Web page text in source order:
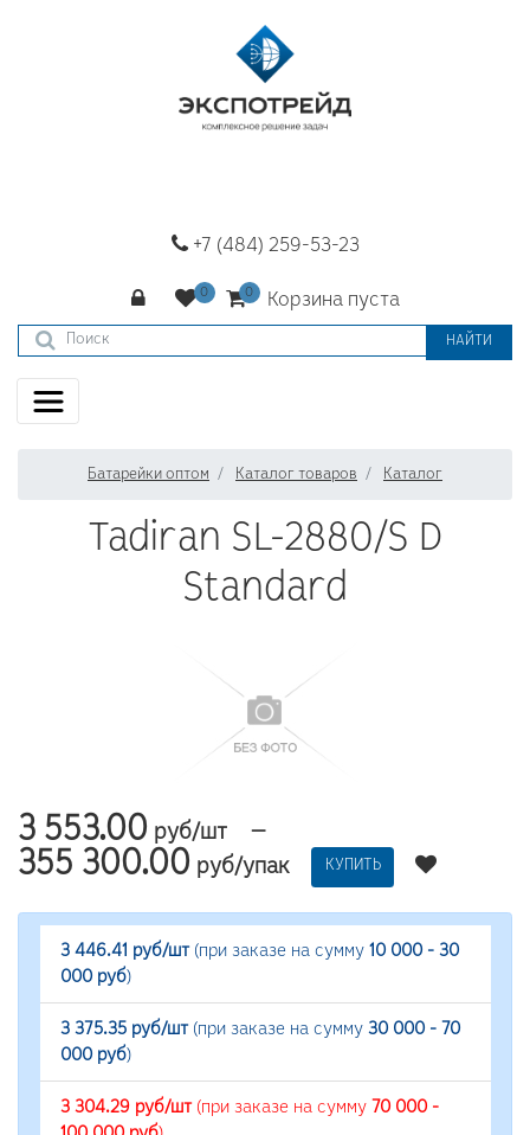
+7 (484) 259-53-23
Корзина пуста
НАЙТИ
Батарейки оптом Каталог товаров Каталог
Tadiran SL-2880/S D
Standard
3 553.00 руб/шт —
355 300.00 руб/упак КУПИТЬ
3 446.41 руб/шт(при заказе на сумму 10 000 - 30
000 руб)
3 375.35 руб/шт(при заказе на сумму 30 000 - 70
000 руб)
3 304.29 руб/шт(при заказе на сумму 70 000 -